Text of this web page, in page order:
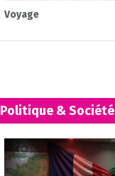
Voyage
Politique & Société